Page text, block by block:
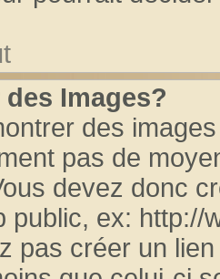
Images?
des
pas de
devez donc
public, ex: http://
pas créer un